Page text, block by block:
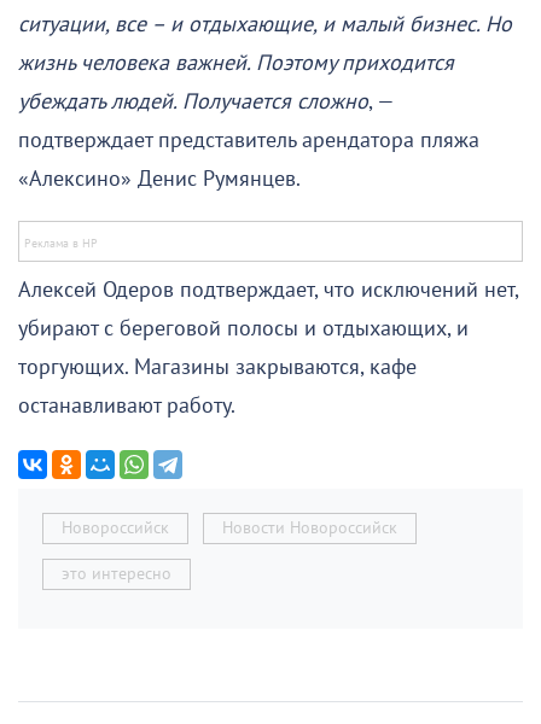
ситуации, все – и отдыхающие, и малый бизнес. Но
жизнь человека важней. Поэтому приходится
убеждать людей. Получается сложно, —
подтверждает представитель арендатора пляжа
«Алексино» Денис Румянцев.
Алексей Одеров подтверждает, что исключений нет,
убирают с береговой полосы и отдыхающих, и
торгующих. Магазины закрываются, кафе
останавливают работу.
Новороссийск Новости Новороссийск
это интересно